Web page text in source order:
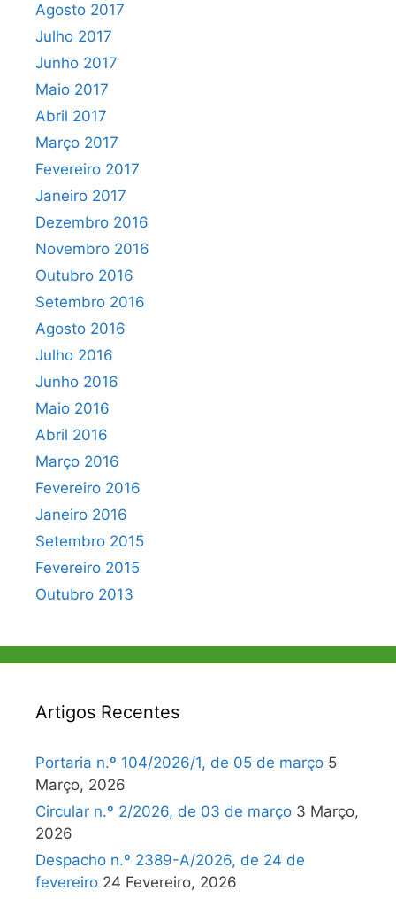
Agosto 2017
Julho 2017
Junho 2017
Maio 2017
Abril 2017
Março 2017
Fevereiro 2017
Janeiro 2017
Dezembro 2016
Novembro 2016
Outubro 2016
Setembro 2016
Agosto 2016
Julho 2016
Junho 2016
Maio 2016
Abril 2016
Março 2016
Fevereiro 2016
Janeiro 2016
Setembro 2015
Fevereiro 2015
Outubro 2013
Artigos Recentes
Portaria n.º 104/2026/1, de 05 de março 5
Março, 2026
Circular n.º 2/2026, de 03 de março 3 Março,
2026
Despacho n.º 2389-A/2026, de 24 de
fevereiro 24 Fevereiro, 2026